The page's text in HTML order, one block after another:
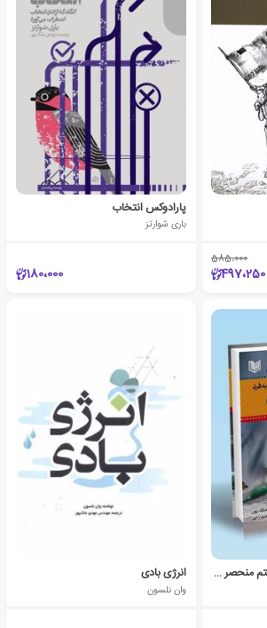
585،000
497،250
پارادوکس انتخاب
باری شوارتز
180،000
زمان بندی بی نظیر در سیستم منحصر به فرد امواج الیوت انرژی بادی
وان نلسون